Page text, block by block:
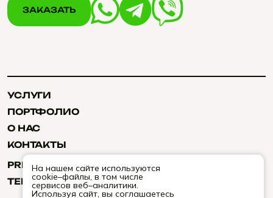
На нашем сайте используются
cookie–файлы, в том числе
сервисов веб–аналитики.
Используя сайт, вы соглашаетесь
ЗАКАЗАТЬ
УСЛУГИ
ПОРТФОЛИО
О НАС
КОНТАКТЫ
КОНТАКТЫ
PRIVACY POLICY
PRIVACY POLICY
TERMS & CONDITIONS
TERMS & CONDITIONS